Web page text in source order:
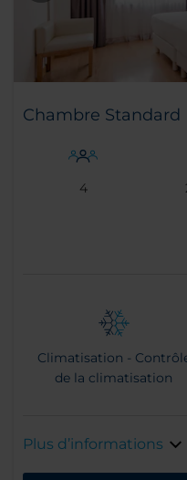
Chambre Standard
4
Climatisation -
de la climatisation
Plus d’informations